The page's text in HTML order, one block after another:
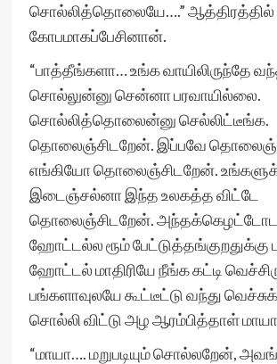
சொல்லித்தொலையே….” ஆத்திரத்தில்
கோபமாகப்பேசினான்.
“பாத்தீங்களா… உங்க வாயிலிருந்தே
சொல்லுன்னு சென்னா பரவாயில்லை.
சொல்லித்தொலைன்னு செல்லிட்டீங்க.
தொலைஞ்சிடறேன். இப்பவே
எங்கியோ தொலைஞ்சிடறேன்.
இடைஞ்சல்னா இந்த உலகத்த விட்டே
தொலைஞ்சிடறேன். அந்தக்கெழட்டோட
ஹோட்டல்ல ரூம் பேட்டுத்தங்குறதுக்கு
ஹோட்டல் மாதிரியே நீங்க கட்டி
பங்களாவுலயே கூட்டீட்டு வந்து
சொல்லி விட்டு அழ ஆரம்பித்தாள்
“மாயா…. மறுபடியும் சொல்லறேன்,